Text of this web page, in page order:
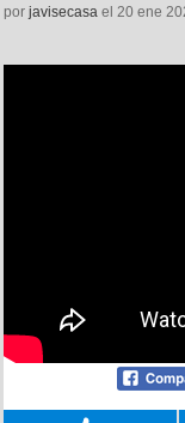
por javisecasa el 20 ene